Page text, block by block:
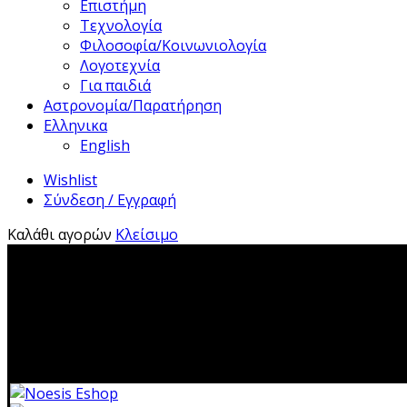
Επιστήμη
Τεχνολογία
Φιλοσοφία/Κοινωνιολογία
Λογοτεχνία
Για παιδιά
Αστρονομία/Παρατήρηση
Ελληνικα
English
Wishlist
Σύνδεση / Εγγραφή
Καλάθι αγορών Κλείσιμο